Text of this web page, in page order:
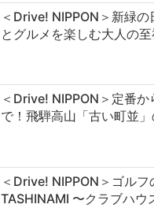
＜Drive! NIPPON＞新緑の
とグルメを楽しむ大人の
＜Drive! NIPPON＞定番か
で！飛騨高山「古い町並
＜Drive! NIPPON＞ゴルフ
TASHINAMI 〜クラブハウ